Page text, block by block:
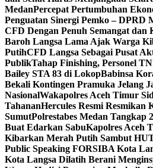
MedanPercepat Pertumbuhan
Penguatan Sinergi Pemko – DPRD
CFD Dengan Penuh Semangat dan
Baroh Langsa Lama Ajak Warga
PutihCFD Langsa Sebagai Pusat
PublikTahap Finishing, Personel
Bailey STA 83 di LokopBabinsa
Bekali Kontingen Pramuka Jelang
NasionalWakapolres Aceh Timur
TahananHercules Resmi Resmikan
SumutPolrestabes Medan Tangkap
Buat Edarkan SabuKapolres Aceh
Kibarkan Merah Putih Sambut
Public Speaking FORSIBA Kota
Kota Langsa Dilatih Berani